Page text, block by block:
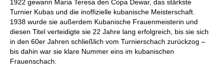
1922 gewann Maria Teresa den Copa Dewar, das stärkste
Turnier Kubas und die inoffizielle kubanische Meisterschaft.
1938 wurde sie außerdem Kubanische Frauenmeisterin und
diesen Titel verteidigte sie 22 Jahre lang erfolgreich, bis sie sich
in den 60er Jahren schließlich vom Turnierschach zurückzog –
bis dahin war sie klare Nummer eins im kubanischen
Frauenschach.